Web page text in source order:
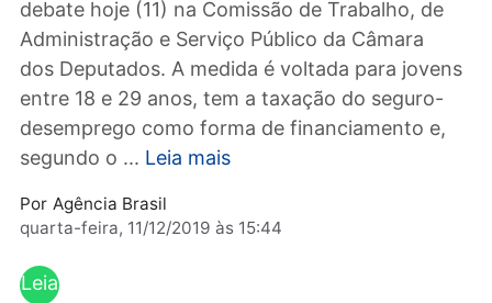
trabalho Verde e Amarela dividiu opiniões em
debate hoje (11) na Comissão de Trabalho, de
Administração e Serviço Público da Câmara
dos Deputados. A medida é voltada para
entre 18 e 29 anos, tem a taxação do seguro-
segundo o ...Leia mais
Por
quarta-feira, 11/12/2019 às 15:44